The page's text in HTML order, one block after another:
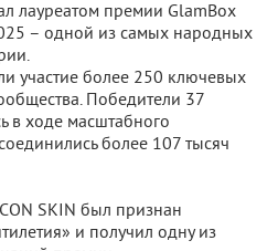
лауреатом премии GlamBox
– одной из самых народных
участие более 250 ключевых
Победители 37
в ходе масштабного
более 107 тысяч
SKIN был признан
и получил одну из